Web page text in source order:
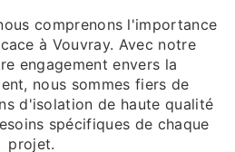
comprenons l'importance
à Vouvray. Avec notre
engagement envers la
nous sommes fiers de
d'isolation de haute qualité
spécifiques de chaque
projet.